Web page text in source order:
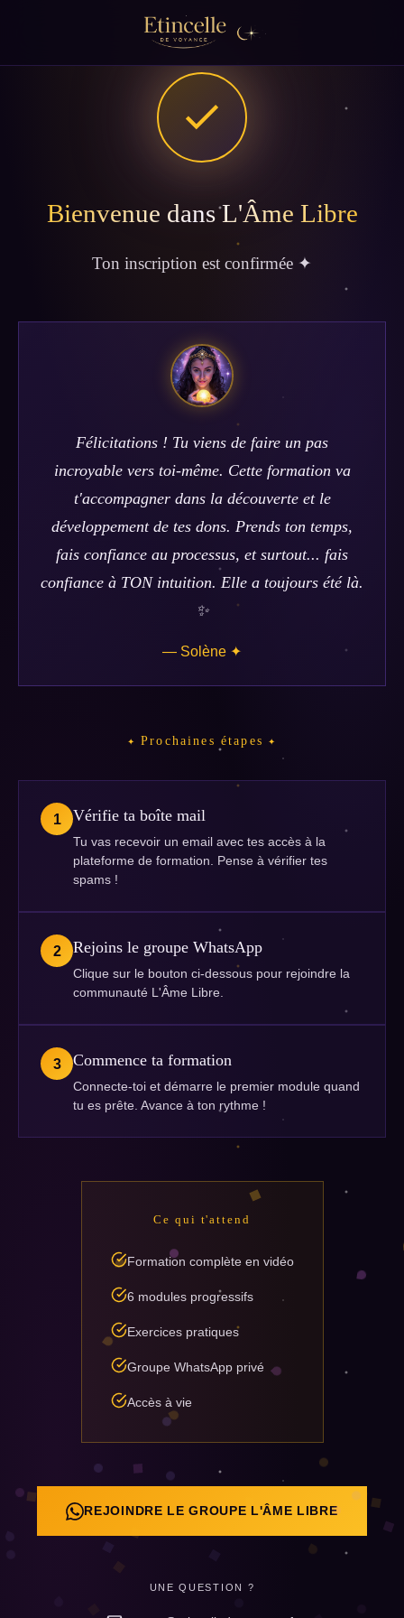
Bienvenue dans L'Âme Libre
Ton inscription est confirmée ✦
Félicitations ! Tu viens de faire un pas
incroyable vers toi-même. Cette formation va
t'accompagner dans la découverte et le
développement de tes dons. Prends ton temps,
fais confiance au processus, et surtout... fais
confiance à TON intuition. Elle a toujours été là.
✨
— Solène ✦
Prochaines étapes
1 Vérifie ta boîte mail
Tu vas recevoir un email avec tes accès à la
plateforme de formation. Pense à vérifier tes
spams !
2 Rejoins le groupe WhatsApp
Clique sur le bouton ci-dessous pour rejoindre la
communauté L'Âme Libre.
3 Commence ta formation
Connecte-toi et démarre le premier module quand
tu es prête. Avance à ton rythme !
Ce qui t'attend
Formation complète en vidéo
6 modules progressifs
Exercices pratiques
Groupe WhatsApp privé
Accès à vie
REJOINDRE LE GROUPE L'ÂME LIBRE
UNE QUESTION ?